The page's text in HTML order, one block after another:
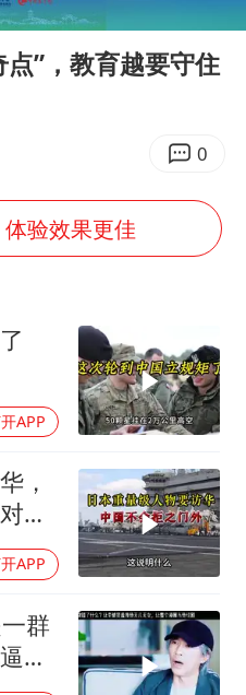
财大教授刘海明逝世
》填词人黎彼得去世
嘲讽周星驰无儿女没朋友 李修贤道歉
董路致歉：泰国10岁黑人父母是伪造的
外交部回应日本将中国列为最大挑战
坚持党全面领导和党中央集中统一领导
”，教育越要守住
0
验效果更佳
APP
，
日
APP
群
出